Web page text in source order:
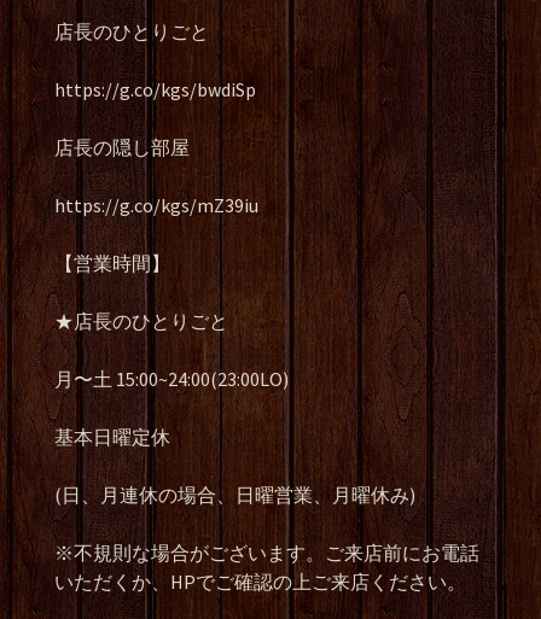
店長のひとりごと
https://g.co/kgs/bwdiSp
店長の隠し部屋
https://g.co/kgs/mZ39iu
【営業時間】
★店長のひとりごと
月〜土 15:00~24:00(23:00LO)
基本日曜定休
(日、月連休の場合、日曜営業、月曜休み)
※不規則な場合がございます。ご来店前にお電話
いただくか、HPでご確認の上ご来店ください。